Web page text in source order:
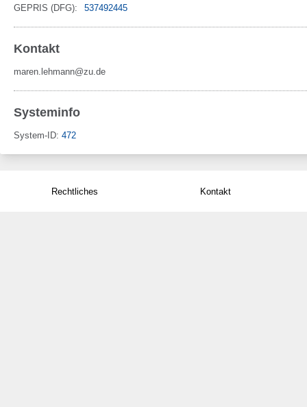
GEPRIS (DFG): 537492445
Kontakt
maren.lehmann@zu.de
Systeminfo
System-ID: 472
Rechtliches Kontakt